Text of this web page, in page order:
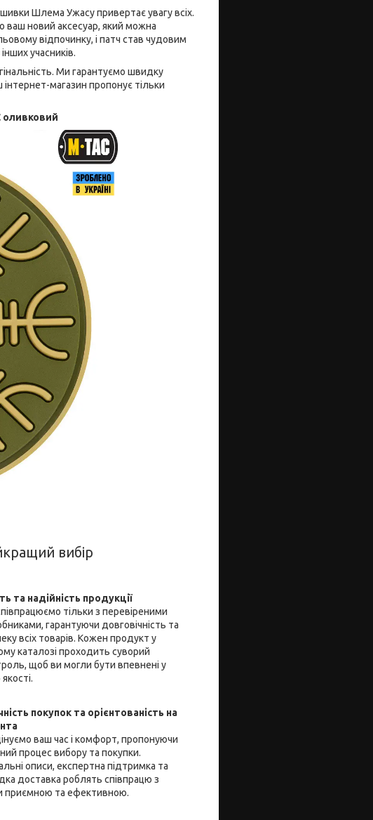
Шлема Ужасу привертає увагу всіх.
ваш новий аксесуар, який можна
відпочинку, і патч став чудовим
учасників.
Ми гарантуємо швидку
магазин пропонує тільки
оливковий
вибір
та надійність продукції
тільки з перевіреними
гарантуючи довговічність та
всіх товарів. Кожен продукт у
каталозі проходить суворий
щоб ви могли бути впевнені у
покупок та орієнтованість на
ваш час і комфорт, пропонуючи
процес вибору та покупки.
описи, експертна підтримка та
доставка роблять співпрацю з
приємною та ефективною.